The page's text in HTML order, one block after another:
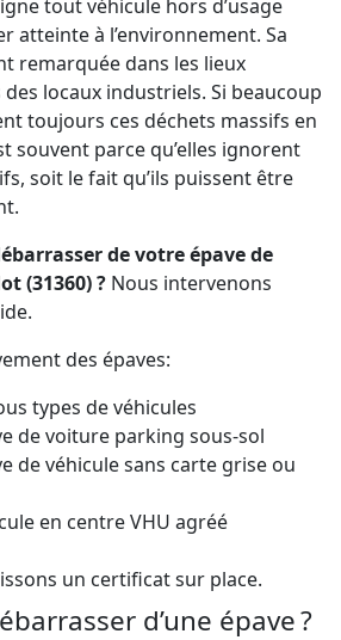
tout véhicule hors d’usage
atteinte à l’environnement. Sa
remarquée dans les lieux
locaux industriels. Si beaucoup
toujours ces déchets massifs en
souvent parce qu’elles ignorent
soit le fait qu’ils puissent être
de votre épave de
(31360) ? Nous intervenons
des épaves:
types de véhicules
de voiture parking sous-sol
de véhicule sans carte grise ou
en centre VHU agréé
un certificat sur place.
d’une épave ?